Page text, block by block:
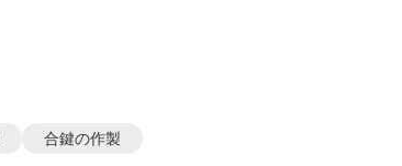
合鍵の作製